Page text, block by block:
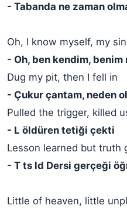
- Tabanda ne zaman
Oh, I know myself, my
- Oh, ben kendim, benim
Dug my pit, then I fell in
- Çukur çantam, neden
Pulled the trigger, killed
- L öldüren tetiği çekti
Lesson learned but truth
- T ts ld Dersi gerçeği
Little of heaven, little